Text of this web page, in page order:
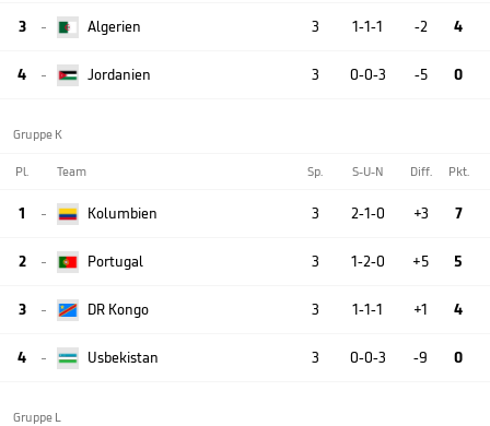
3  Algerien 3 1-1-1 -2 4
4  Jordanien 3 0-0-3 -5 0
Gruppe K
Pl. Team Sp. S-U-N Diff. Pkt.
1  Kolumbien 3 2-1-0 +3 7
2  Portugal 3 1-2-0 +5 5
3  DR Kongo 3 1-1-1 +1 4
4  Usbekistan 3 0-0-3 -9 0
Gruppe L